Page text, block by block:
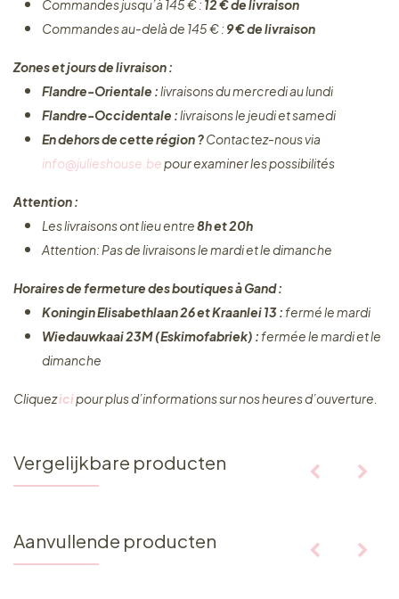
Commandes jusqu’à 145 € : 12 € de livraison
Commandes au-delà de 145 € : 9 € de livraison
Zones et jours de livraison :
Flandre-Orientale :livraisons du mercredi au lundi
Flandre-Occidentale :livraisons le jeudi et samedi
En dehors de cette région ?Contactez-nous via
info@julieshouse.bepour examiner les possibilités
Attention :
Les livraisons ont lieu entre8h et 20h
Attention: Pas de livraisons le mardi et le dimanche
Horaires de fermeture des boutiques à Gand :
Koningin Elisabethlaan 26 et Kraanlei 13 :fermé le mardi
Wiedauwkaai 23M (Eskimofabriek) :fermée le mardi et le
dimanche
Cliquez ​icipour plus d’informations sur nos heures d’ouverture.
Vergelijkbare producten
Aanvullende producten